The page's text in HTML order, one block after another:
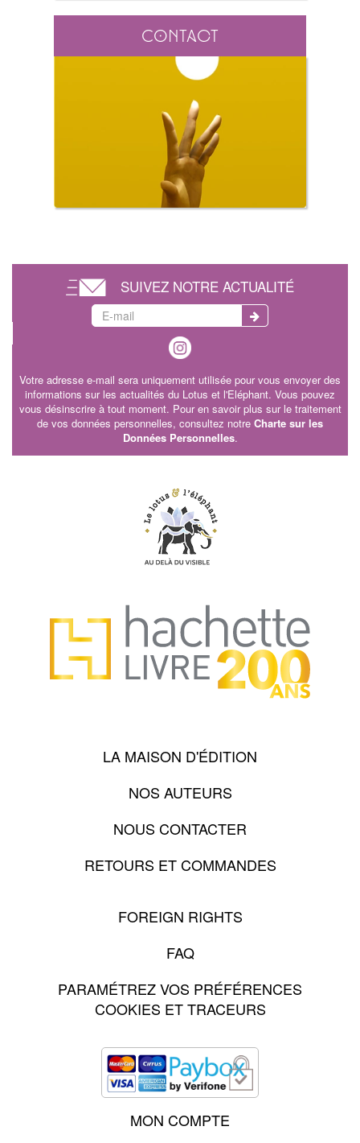
Contact
SUIVEZ NOTRE ACTUALITÉ
Votre adresse e-mail sera uniquement utilisée pour vous envoyer des
informations sur les actualités du Lotus et l'Eléphant. Vous pouvez
vous désinscrire à tout moment. Pour en savoir plus sur le traitement
de vos données personnelles, consultez notre Charte sur les
Données Personnelles.
LA MAISON D'ÉDITION
NOS AUTEURS
NOUS CONTACTER
RETOURS ET COMMANDES
FOREIGN RIGHTS
FAQ
PARAMÉTREZ VOS PRÉFÉRENCES
COOKIES ET TRACEURS
MON COMPTE